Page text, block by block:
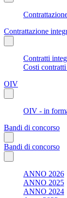
Contrattazione
Contratti
Costi
OIV
OIV - in
Bandi di concorso
Bandi di concorso
ANNO 2026
ANNO 2025
ANNO 2024